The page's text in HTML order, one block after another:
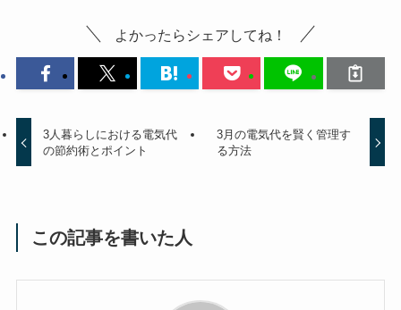
よかったらシェアしてね！
3人暮らしにおける電気代
の節約術とポイント
3月の電気代を賢く管理す
る方法
この記事を書いた人